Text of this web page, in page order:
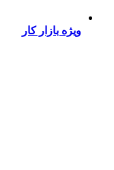
ویژه بازار کار